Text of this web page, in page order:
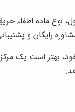
نوع ماده اطفاء
رایگان و
بهتر است یک مرکز